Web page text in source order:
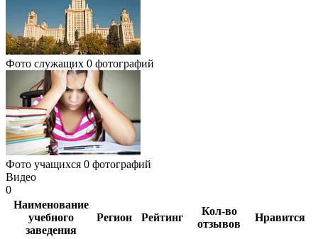
Фото служащих 0 фотографий
Фото учащихся 0 фотографий
Видео
0
Наименование
учебного
заведения
Регион Рейтинг
Кол-во
отзывов
Нравится